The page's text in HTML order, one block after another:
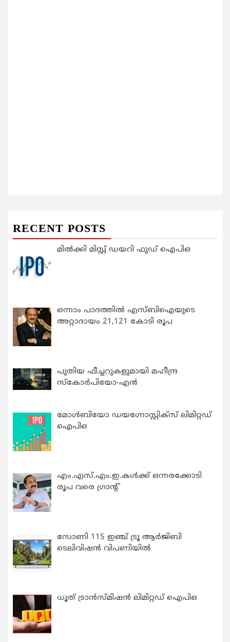
RECENT POSTS
മിൽക്കി മിസ്റ്റ് ഡയറി ഫുഡ് ഐപിഒ
ഒന്നാം പാദത്തിൽ എസ്ബിഐയുടെ
അറ്റാദായം 21,121 കോടി രൂപ
പുതിയ ഫീച്ചറുകളുമായി മഹീന്ദ്ര
സ്കോർപിയോ-എൻ
മോൾബിയോ ഡയഗ്നോസ്റ്റിക്സ് ലിമിറ്റഡ്
ഐപിഒ
എം.എസ്.എം.ഇ.കൾക്ക് ഒന്നരക്കോടി
രൂപ വരെ ഗ്രാന്റ്
സോണി 115 ഇഞ്ച് ട്രൂ ആർജിബി
ടെലിവിഷൻ വിപണിയിൽ
ധൂത് ട്രാൻസ്മിഷൻ ലിമിറ്റഡ് ഐപിഒ